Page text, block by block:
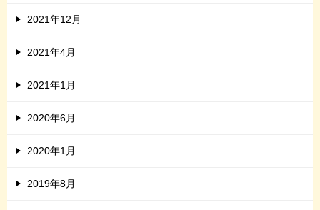
2021年12月
2021年4月
2021年1月
2020年6月
2020年1月
2019年8月